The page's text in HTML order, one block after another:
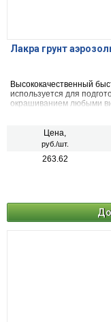
Лакра грунт
Высококачественный
используется для
окрашиванием любыми
Применяется для
Цена,
руб./шт.
263.62